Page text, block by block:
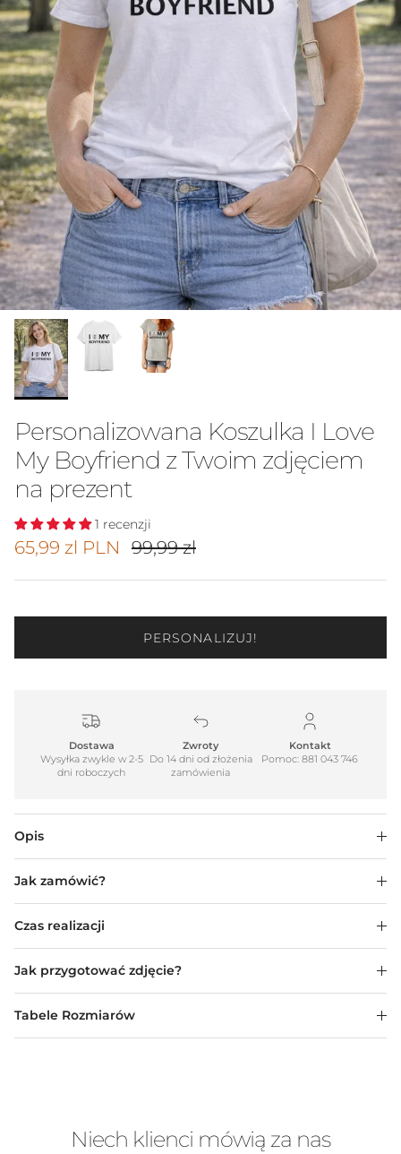
Personalizowana Koszulka I Love
My Boyfriend z Twoim zdjęciem
na prezent
1 recenzji
Cena promocyjna
65,99 zl PLN Cena regularna
99,99 zl
PERSONALIZUJ!
Dostawa
Wysyłka zwykle w 2-5
dni roboczych
Zwroty
Do 14 dni od złożenia
zamówienia
Kontakt
Pomoc: 881 043 746
Opis
Jak zamówić?
Czas realizacji
Jak przygotować zdjęcie?
Tabele Rozmiarów
Niech klienci mówią za nas